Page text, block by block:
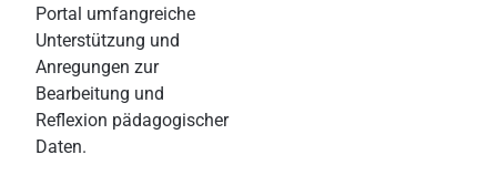
Portal umfangreiche
Unterstützung und
Anregungen zur
Bearbeitung und
Reflexion pädagogischer
Daten.